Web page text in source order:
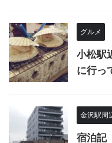
グルメ
小松駅
に行っ
金沢駅周
宿泊記